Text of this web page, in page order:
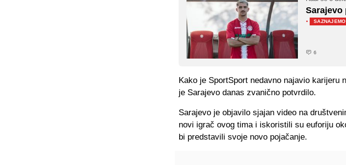
Sarajevo
·
SAZNAJEMO
6
Kako je SportSport nedavno najavio karijeru
je Sarajevo danas zvanično potvrdilo.
Sarajevo je objavilo sjajan video na
novi igrač ovog tima i iskoristili su euforiju
bi predstavili svoje novo pojačanje.